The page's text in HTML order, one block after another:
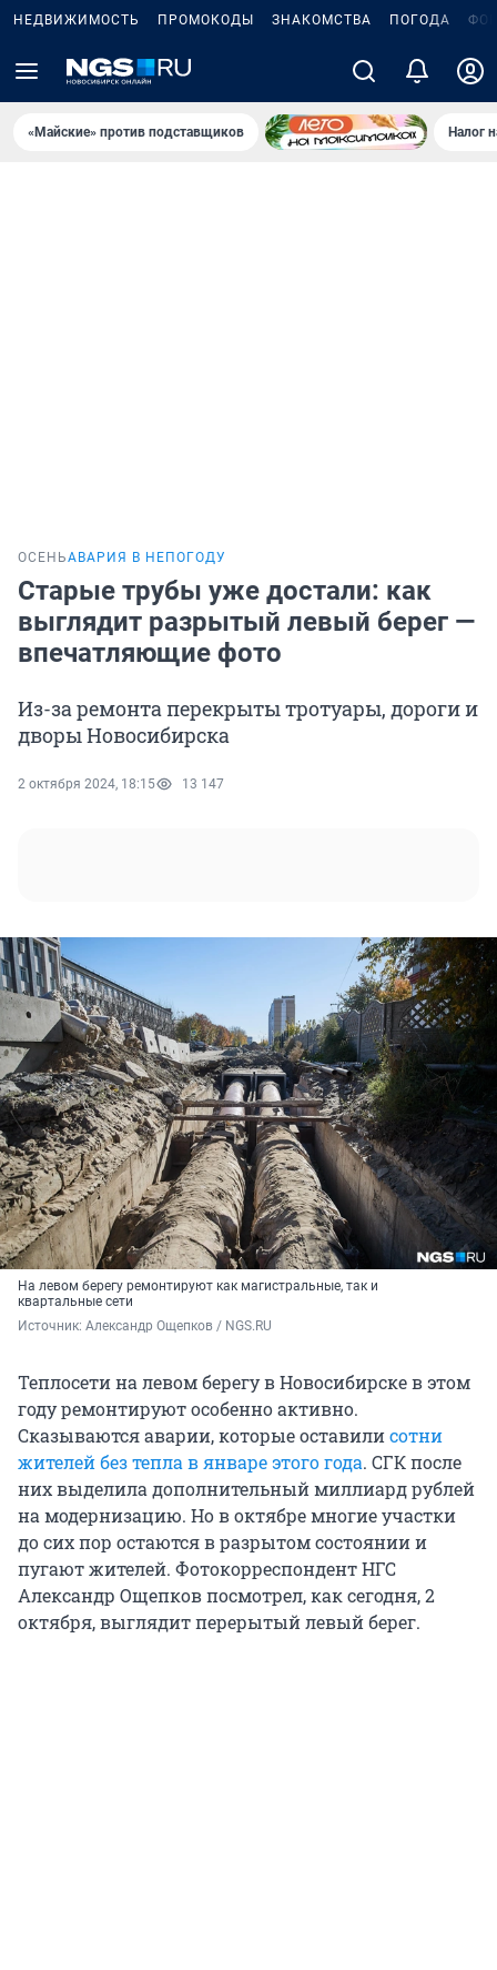
НЕДВИЖИМОСТЬ ПРОМОКОДЫ ЗНАКОМСТВА ПОГОДА
«Майские» против подставщиков Налог
ОСЕНЬАВАРИЯ В НЕПОГОДУ
Старые трубы уже достали: как
выглядит разрытый левый берег —
впечатляющие фото
Из-за ремонта перекрыты тротуары, дороги и
дворы Новосибирска
2 октября 2024, 18:15 13 147
На левом берегу ремонтируют как магистральные, так и
квартальные сети
Источник: Александр Ощепков / NGS.RU
Теплосети на левом берегу в Новосибирске в этом
году ремонтируют особенно активно.
Сказываются аварии, которые оставилисотни
жителей без тепла в январе этого года. СГК после
них выделила дополнительный миллиард рублей
на модернизацию. Но в октябре многие участки
до сих пор остаются в разрытом состоянии и
пугают жителей. Фотокорреспондент НГС
Александр Ощепков посмотрел, как сегодня, 2
октября, выглядит перерытый левый берег.